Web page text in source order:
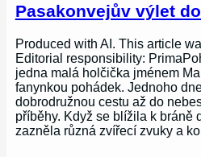
Pasakonvejův výlet
Produced with AI. This article
Editorial responsibility:
jedna malá holčička jménem
fanynkou pohádek. Jednoho
dobrodružnou cestu až do
příběhy. Když se blížila k bráně
zazněla různá zvířecí zvuky a